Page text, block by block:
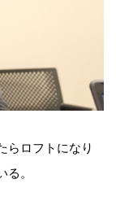
らロフトになり
。